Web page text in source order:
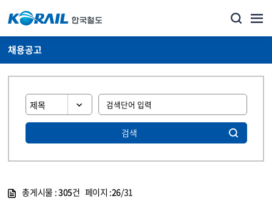
채용공고
검색
총게시물 :305건 페이지 :26/31